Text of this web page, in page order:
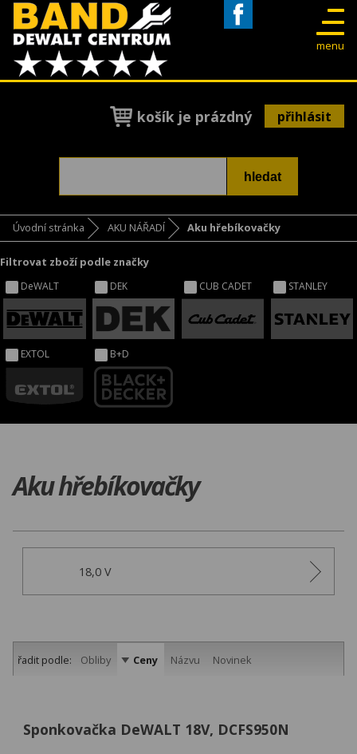
menu
košík je prázdný přihlásit
Úvodní stránka AKU NÁŘADÍ Aku hřebíkovačky
Filtrovat zboží podle značky
DeWALT DEK CUB CADET STANLEY
EXTOL B+D
Aku hřebíkovačky
18,0 V
řadit podle: Obliby Ceny Názvu Novinek
Sponkovačka DeWALT 18V, DCFS950N